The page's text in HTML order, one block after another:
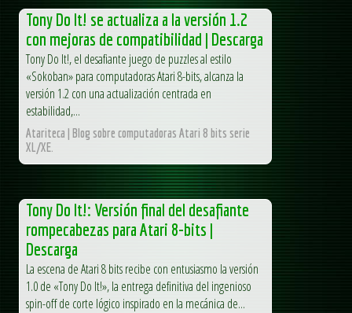
Tony Do It! se actualiza a la versión 1.2
con mejoras de compatibilidad | Descarga
Tony Do It!, el desafiante juego de puzzles al estilo
«Sokoban» para computadoras Atari 8-bits, alcanza la
versión 1.2 con una actualización centrada en
estabilidad,...
Atariteca | Blog sobre computadoras Atari 8 bits serie
XL/XE.
Tony Do It!: Versión final del desafiante
rompecabezas para Atari 8-bits |
Descarga
La escena de Atari 8 bits recibe con entusiasmo la versión
1.0 de «Tony Do It!», la entrega definitiva del ingenioso
spin-off de corte lógico inspirado en la mecánica de...